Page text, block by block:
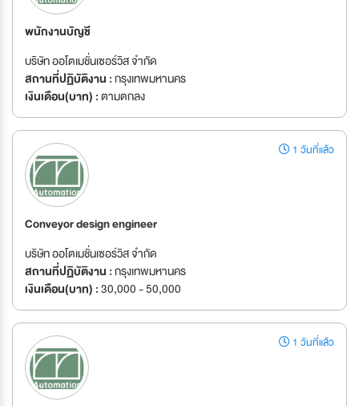
พนักงานบัญชี
บริษัท ออโตเมชั่นเซอร์วิส จำกัด
สถานที่ปฏิบัติงาน :กรุงเทพมหานคร
เงินเดือน(บาท) :ตามตกลง
1 วันที่แล้ว
Conveyor design engineer
บริษัท ออโตเมชั่นเซอร์วิส จำกัด
สถานที่ปฏิบัติงาน :กรุงเทพมหานคร
เงินเดือน(บาท) :30,000 - 50,000
1 วันที่แล้ว